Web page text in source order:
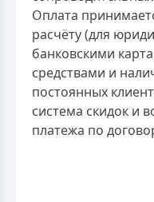
Оплата
расчёту (для
банковскими
средствами и
постоянных
система скидок и
платежа по